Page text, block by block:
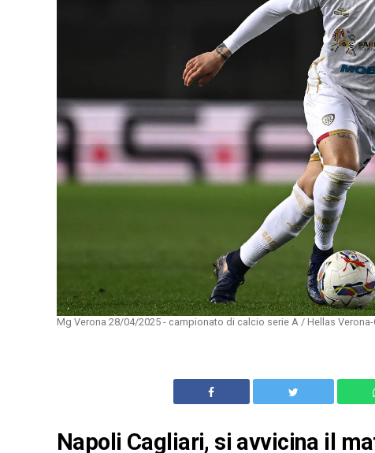
Mg Verona 28/04/2025 - campionato di calcio serie A / Hellas
Napoli Cagliari, si avvicina il